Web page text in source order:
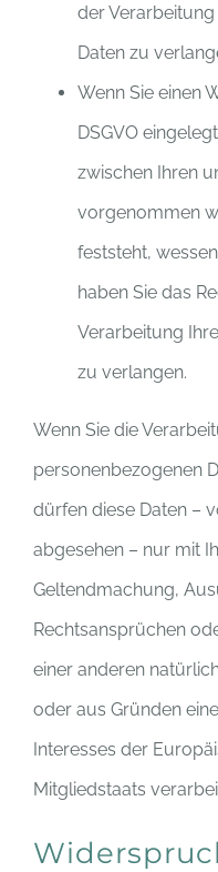
der
Daten zu
Wenn Sie einen
DSGVO
zwischen Ihren
vorgenommen
feststeht,
haben Sie das
Verarbeitung
zu verlangen.
Wenn Sie die
personenbezogenen
dürfen diese Daten –
abgesehen – nur mit
Geltendmachung,
Rechtsansprüchen
einer anderen
oder aus Gründen
Interesses der
Mitgliedstaats